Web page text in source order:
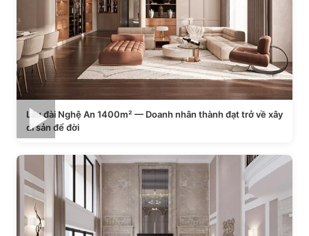
Lâu đài Nghệ An 1400m² — Doanh nhân thành đạt trở về xây
di sản để đời